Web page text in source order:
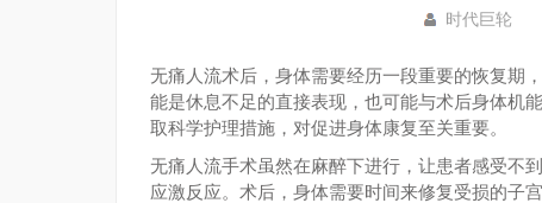
时代巨轮
无痛人流术后，身体需要经历一段重要的恢复期
能是休息不足的直接表现，也可能与术后身体机
取科学护理措施，对促进身体康复至关重要。
无痛人流手术虽然在麻醉下进行，让患者感受不
应激反应。术后，身体需要时间来修复受损的子